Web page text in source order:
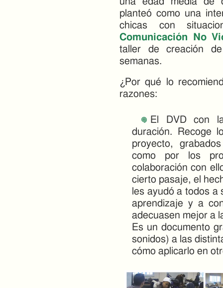
planteó como una
chicas con
Comunicación No
taller de creación
semanas.
¿Por qué lo
razones:
El DVD con
duración. Recoge
proyecto,
como por los
colaboración con
cierto pasaje, el
les ayudó a todos a
aprendizaje y a
adecuasen mejor a
Es un documento
sonidos) a las
cómo aplicarlo en